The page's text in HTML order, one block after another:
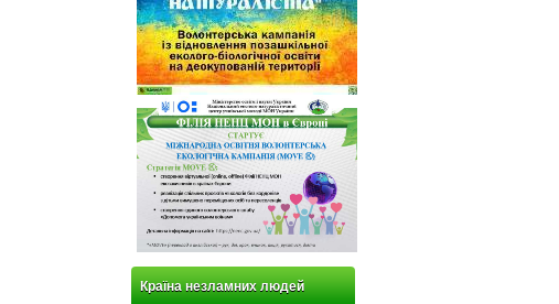
Країна незламних людей